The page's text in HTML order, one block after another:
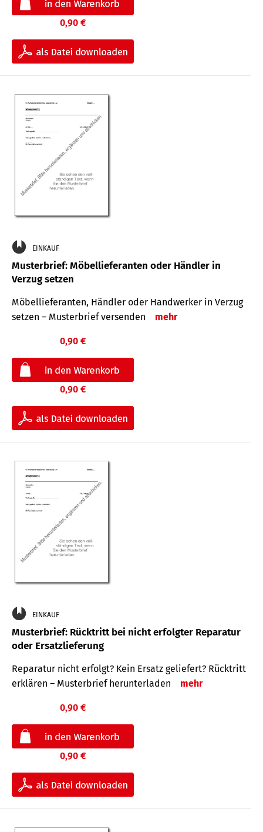
0,90 €
EINKAUF
Musterbrief: Möbellieferanten oder Händler in
Verzug setzen
Möbellieferanten, Händler oder Handwerker in Verzug
setzen – Musterbrief versenden
mehr
0,90 €
0,90 €
EINKAUF
Musterbrief: Rücktritt bei nicht erfolgter Reparatur
oder Ersatzlieferung
Reparatur nicht erfolgt? Kein Ersatz geliefert? Rücktritt
erklären – Musterbrief herunterladen
mehr
0,90 €
0,90 €